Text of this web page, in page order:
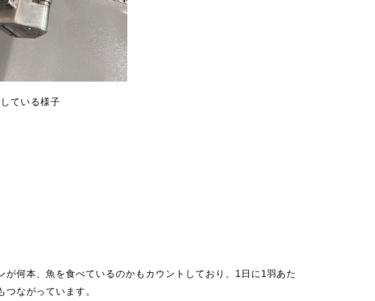
ている様子
何本、魚を食べているのかもカウントしており、1日に1羽あた
ながっています。